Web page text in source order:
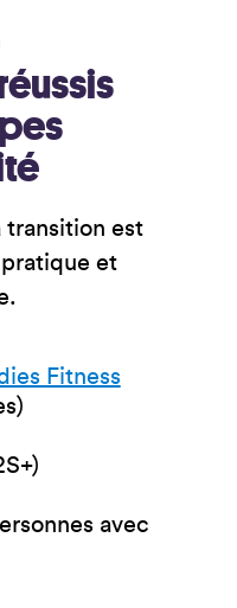
transition est
et
Fitness
avec